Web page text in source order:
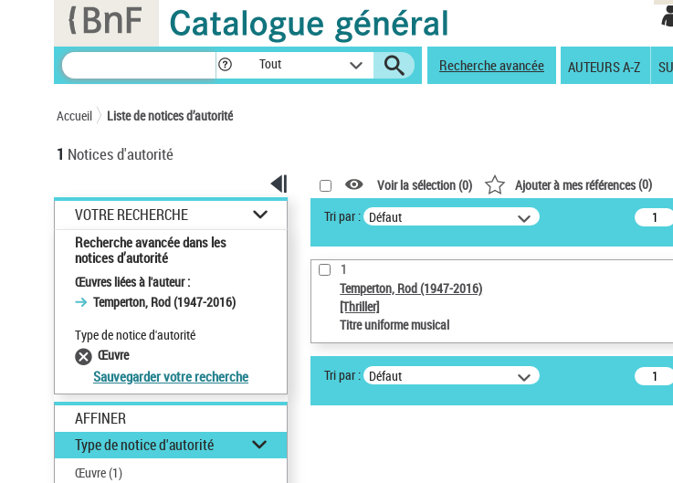
Tout Recherche avancée AUTEURS A-Z
Accueil Liste de notices d’autorité
1 Notices d'autorité
VOTRE RECHERCHE
Recherche avancée dans les
notices d’autorité
Œuvres liées à l'auteur :
Temperton, Rod (1947-2016)
Type de notice d'autorité
Œuvre
Sauvegarder votre recherche
AFFINER
Type de notice d'autorité
Œuvre(1)
Voir la sélection (0) Ajouter à mes références(0)
Tri par : Défaut
1
Temperton, Rod (1947-2016)
[Thriller]
Titre uniforme musical
Tri par : Défaut
Panneau de gestion des cookies